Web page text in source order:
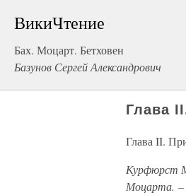
ВикиЧтение
Бах. Моцарт. Бетховен
Базунов Сергей Александрович
Глава
Глава II.
Курфюрст
Моцарта. –